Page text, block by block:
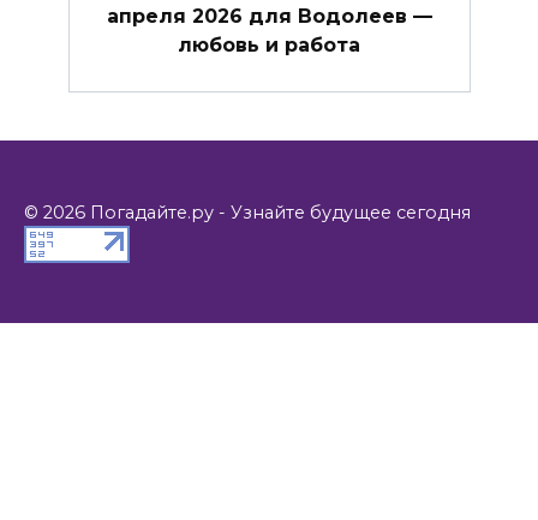
апреля 2026 для Водолеев —
любовь и работа
© 2026 Погадайте.ру - Узнайте будущее сегодня